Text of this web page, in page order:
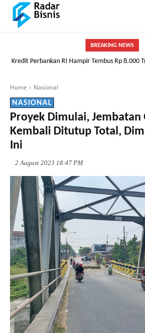
BREAKING NEWS
Kredit Perbankan RI Hampir Tembus Rp 8.000
Tak Hanya ASN, Sopir Taksi pun Bisa! BRI
Home Nasional
NASIONAL
Proyek Dimulai, Jembatan
Kembali Ditutup Total,
Ini
2 August 2023 18:47 PM